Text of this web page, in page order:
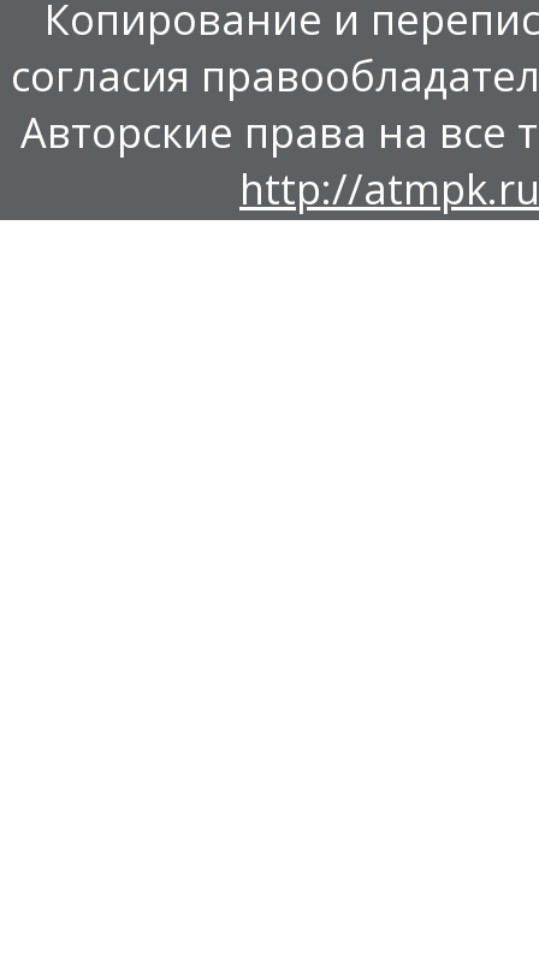
Копирование и
согласия
Авторские права на все
http://